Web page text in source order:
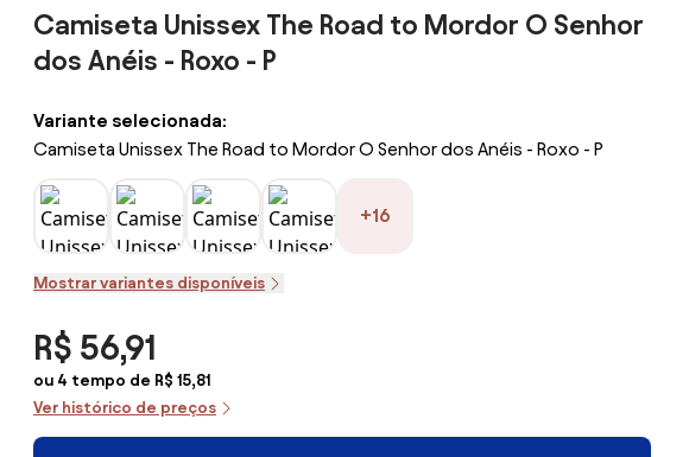
Camiseta Unissex The Road to Mordor O Senhor
dos Anéis - Roxo - P
Variante selecionada:
Camiseta Unissex The Road to Mordor O Senhor dos Anéis - Roxo - P
+16
Mostrar variantes disponíveis
R$ 56,91
ou 4 tempo de R$ 15,81
Ver histórico de preços